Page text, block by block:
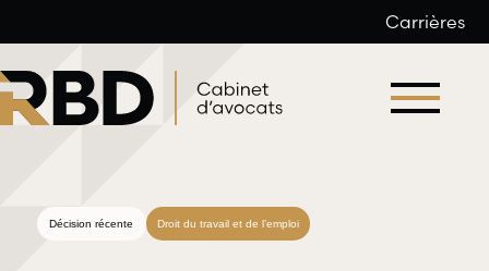
au
contenu
Carrières
Décision récente Droit du travail et de l’emploi